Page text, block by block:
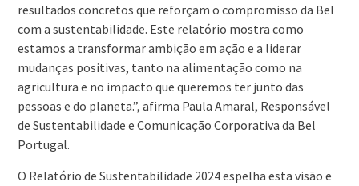
resultados concretos que reforçam o compromisso da Bel
com a sustentabilidade. Este relatório mostra como
estamos a transformar ambição em ação e a liderar
mudanças positivas, tanto na alimentação como na
agricultura e no impacto que queremos ter junto das
pessoas e do planeta.”, afirma Paula Amaral, Responsável
de Sustentabilidade e Comunicação Corporativa da Bel
Portugal.
O Relatório de Sustentabilidade 2024 espelha esta visão e